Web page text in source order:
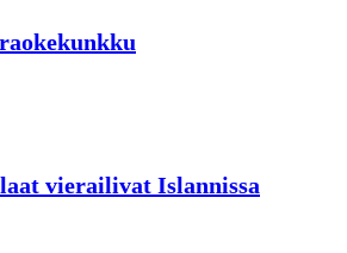
vierailivat Islannissa